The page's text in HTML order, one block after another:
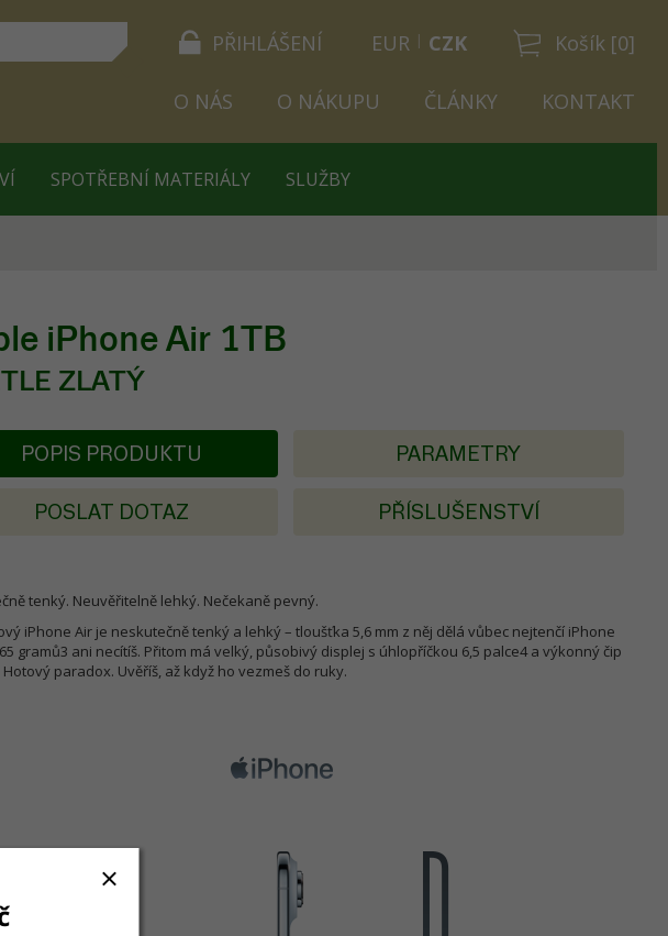
PŘIHLÁŠENÍ Košík [0]
EUR CZK
O NÁS O NÁKUPU ČLÁNKY KONTAKT
SPOTŘEBNÍ MATERIÁLY SLUŽBY
iPhone Air 1TB
ZLATÝ
POPIS PRODUKTU PARAMETRY
POSLAT DOTAZ PŘÍSLUŠENSTVÍ
tenký. Neuvěřitelně lehký. Nečekaně pevný.
iPhone Air je neskutečně tenký a lehký – tloušťka 5,6 mm z něj dělá vůbec nejtenčí iPhone
gramů3 ani necítíš. Přitom má velký, působivý displej s úhlopříčkou 6,5 palce4 a výkonný čip
Hotový paradox. Uvěříš, až když ho vezmeš do ruky.